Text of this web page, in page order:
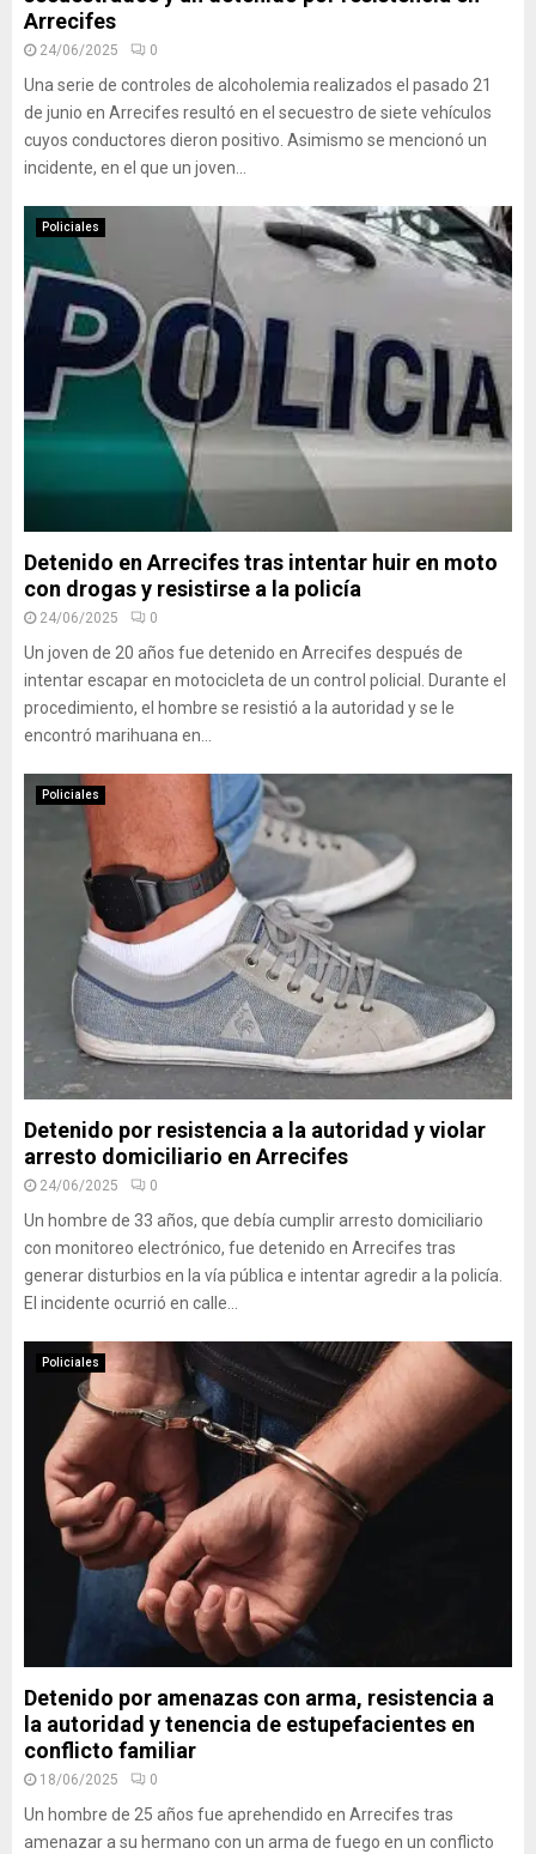
Arrecifes
24/06/2025 0
Una serie de controles de alcoholemia realizados el pasado 21
de junio en Arrecifes resultó en el secuestro de siete vehículos
cuyos conductores dieron positivo. Asimismo se mencionó un
incidente, en el que un joven...
Policiales
Detenido en Arrecifes tras intentar huir en moto
con drogas y resistirse a la policía
24/06/2025 0
Un joven de 20 años fue detenido en Arrecifes después de
intentar escapar en motocicleta de un control policial. Durante el
procedimiento, el hombre se resistió a la autoridad y se le
encontró marihuana en...
Policiales
Detenido por resistencia a la autoridad y violar
arresto domiciliario en Arrecifes
24/06/2025 0
Un hombre de 33 años, que debía cumplir arresto domiciliario
con monitoreo electrónico, fue detenido en Arrecifes tras
generar disturbios en la vía pública e intentar agredir a la policía.
El incidente ocurrió en calle...
Policiales
Detenido por amenazas con arma, resistencia a
la autoridad y tenencia de estupefacientes en
conflicto familiar
18/06/2025 0
Un hombre de 25 años fue aprehendido en Arrecifes tras
amenazar a su hermano con un arma de fuego en un conflicto